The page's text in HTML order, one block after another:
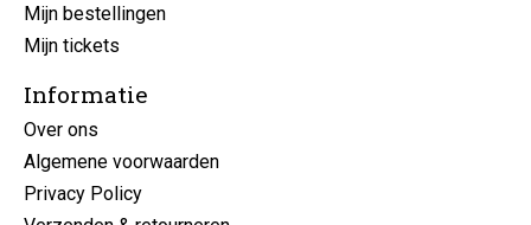
Mijn bestellingen
Mijn tickets
Informatie
Over ons
Algemene voorwaarden
Privacy Policy